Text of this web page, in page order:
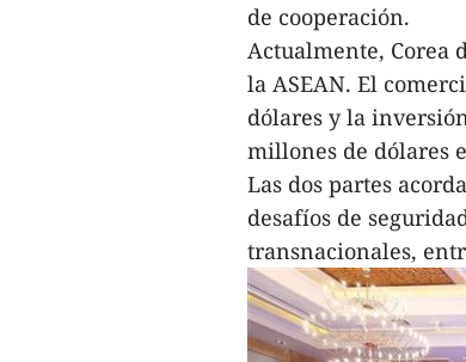
de cooperación.
Actualmente, Corea
la ASEAN. El
dólares y la
millones de dólares
Las dos partes
desafíos de
transnacionales,